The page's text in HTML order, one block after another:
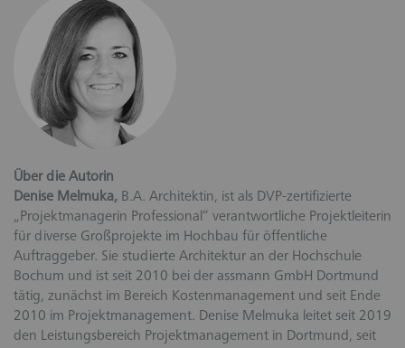
Über die Autorin
Denise Melmuka, B.A. Architektin, ist als DVP-zertifizierte
„Projektmanagerin Professional“ verantwortliche Projektleiterin
für diverse Großprojekte im Hochbau für öffentliche
Auftraggeber. Sie studierte Architektur an der Hochschule
Bochum und ist seit 2010 bei der assmann GmbH Dortmund
tätig, zunächst im Bereich Kostenmanagement und seit Ende
2010 im Projektmanagement. Denise Melmuka leitet seit 2019
den Leistungsbereich Projektmanagement in Dortmund, seit